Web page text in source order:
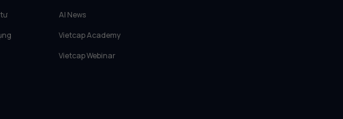
AI News
Vietcap Academy
Vietcap Webinar